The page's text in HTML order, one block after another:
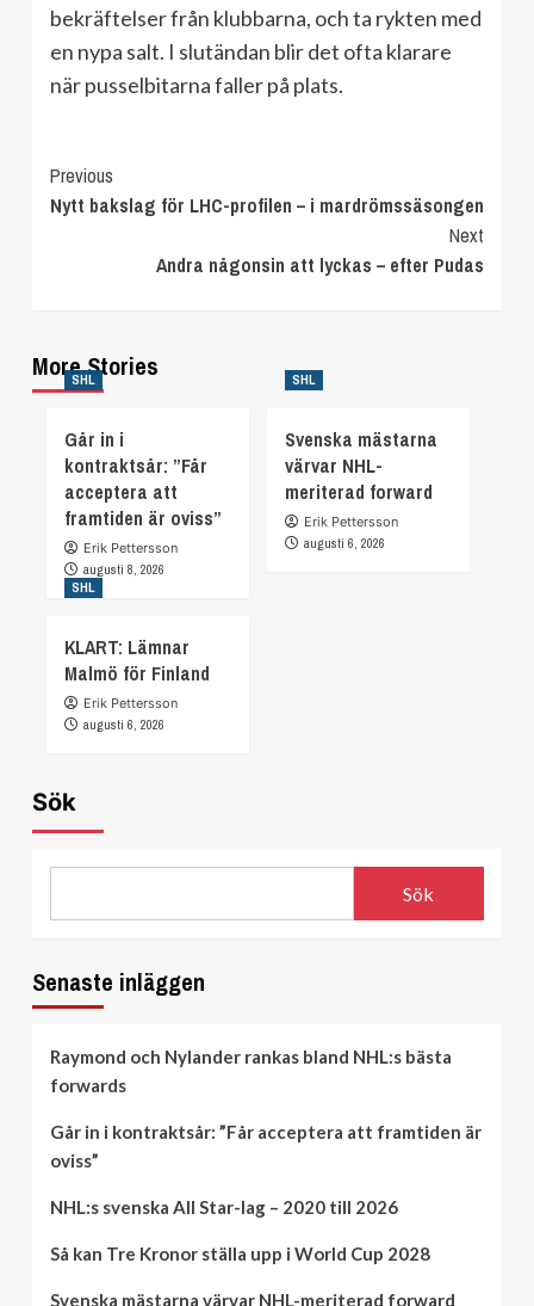
bekräftelser från klubbarna, och ta rykten med
en nypa salt. I slutändan blir det ofta klarare
när pusselbitarna faller på plats.
Continue
Reading
Previous
Nytt bakslag för LHC-profilen – i mardrömssäsongen
Next
Andra någonsin att lyckas – efter Pudas
More Stories
SHL
Går in i
kontraktsår: ”Får
acceptera att
framtiden är oviss”
Erik Pettersson
augusti 8, 2026
SHL
Svenska mästarna
värvar NHL-
meriterad forward
Erik Pettersson
augusti 6, 2026
SHL
KLART: Lämnar
Malmö för Finland
Erik Pettersson
augusti 6, 2026
Sök
Sök
Senaste inläggen
Raymond och Nylander rankas bland NHL:s bästa
forwards
Går in i kontraktsår: ”Får acceptera att framtiden är
oviss”
NHL:s svenska All Star-lag – 2020 till 2026
Så kan Tre Kronor ställa upp i World Cup 2028
Svenska mästarna värvar NHL-meriterad forward